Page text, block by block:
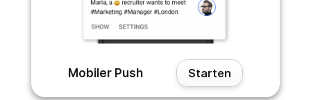
Mobiler Push Starten